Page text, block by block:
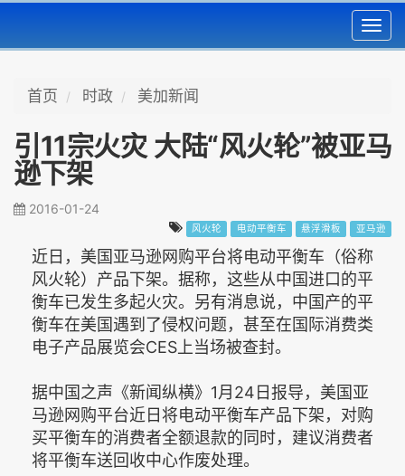
首页 时政 美加新闻
引11宗火灾 大陆“风火轮”被亚马
逊下架
2016-01-24
风火轮 电动平衡车 悬浮滑板 亚马逊
近日，美国亚马逊网购平台将电动平衡车（俗称
风火轮）产品下架。据称，这些从中国进口的平
衡车已发生多起火灾。另有消息说，中国产的平
衡车在美国遇到了侵权问题，甚至在国际消费类
电子产品展览会CES上当场被查封。
据中国之声《新闻纵横》1月24日报导，美国亚
马逊网购平台近日将电动平衡车产品下架，对购
买平衡车的消费者全额退款的同时，建议消费者
将平衡车送回收中心作废处理。